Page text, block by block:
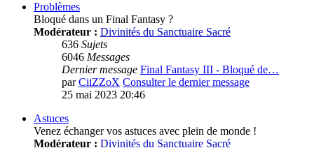
Problèmes
Bloqué dans un Final Fantasy ?
Modérateur : Divinités du Sanctuaire Sacré
636 Sujets
6046 Messages
Dernier message Final Fantasy III - Bloqué de…
parCiiZZoX Consulter le dernier message
25 mai 2023 20:46
Astuces
Venez échanger vos astuces avec plein de monde !
Modérateur : Divinités du Sanctuaire Sacré